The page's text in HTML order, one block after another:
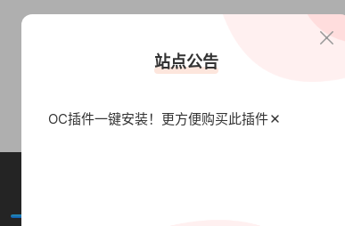
站点公告
OC插件一键安装！更方便购买此插件